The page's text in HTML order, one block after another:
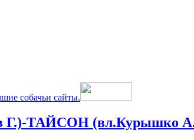
Г.)-ТАЙСОН (вл.Курышко